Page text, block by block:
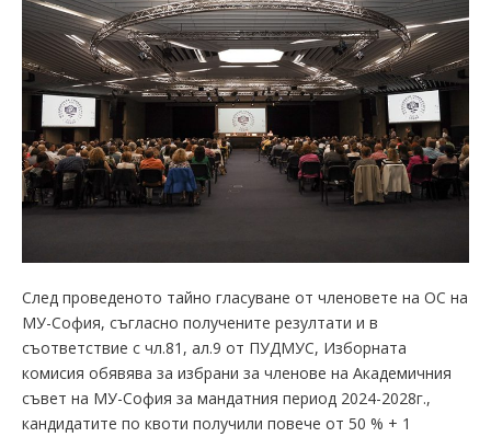
След проведеното тайно гласуване от членовете на ОС на
МУ-София, съгласно получените резултати и в
съответствие с чл.81, ал.9 от ПУДМУС, Изборната
комисия обявява за избрани за членове на Академичния
съвет на МУ-София за мандатния период 2024-2028г.,
кандидатите по квоти получили повече от 50 % + 1